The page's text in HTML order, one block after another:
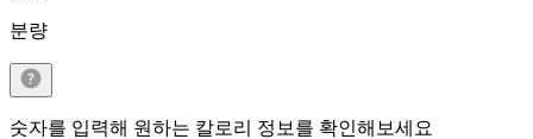
분량
숫자를 입력해 원하는 칼로리 정보를 확인해보세요